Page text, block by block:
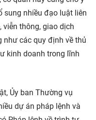
sung nhiều đạo luật liên
viễn thông, giao dịch
như các quy định về thủ
kinh doanh trong lĩnh
Ủy ban Thường vụ
dự án pháp lệnh và